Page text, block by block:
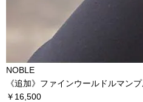
NOBLE
《追加》ファインウールドルマン
￥16,500